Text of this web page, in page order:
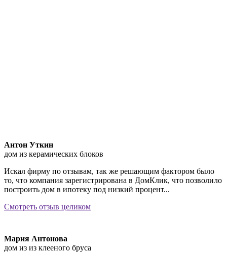
Антон Уткин
дом из керамических блоков
Искал фирму по отзывам, так же решающим фактором было
то, что компания зарегистрирована в ДомКлик, что позволило
построить дом в ипотеку под низкий процент...
Смотреть отзыв целиком
Мария Антонова
дом из из клееного бруса